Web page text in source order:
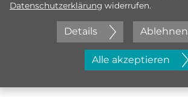
Jetzt initiativ bewerben
Datenschutzerklärung widerrufen.
Details Ablehnen
Alle akzeptieren